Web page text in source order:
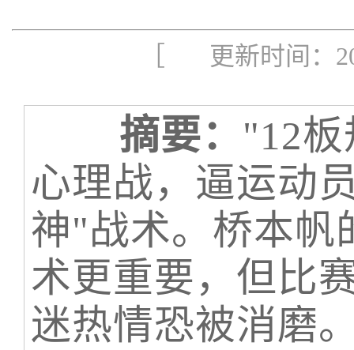
［ 更新时间：
摘要： "12
心理战，逼运动
神"战术。桥本帆
术更重要，但比
迷热情恐被消磨